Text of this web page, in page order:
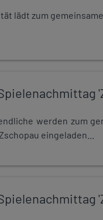
lädt zum
werden zum
eingeladen...